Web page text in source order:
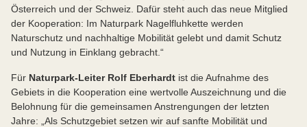
Österreich und der Schweiz. Dafür steht auch das neue Mitglied
der Kooperation: Im Naturpark Nagelfluhkette werden
Naturschutz und nachhaltige Mobilität gelebt und damit Schutz
und Nutzung in Einklang gebracht.“
Für Naturpark-Leiter Rolf Eberhardt ist die Aufnahme des
Gebiets in die Kooperation eine wertvolle Auszeichnung und die
Belohnung für die gemeinsamen Anstrengungen der letzten
Jahre: „Als Schutzgebiet setzen wir auf sanfte Mobilität und